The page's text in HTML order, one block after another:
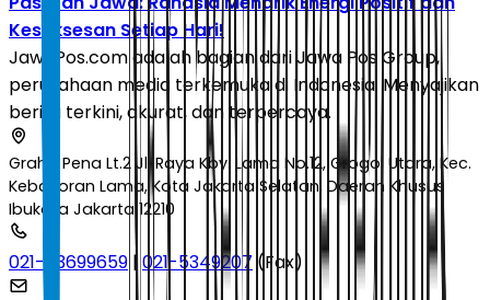
Kesuksesan Setiap Hari!
JawaPos.com adalah bagian dari Jawa Pos Group,
perusahaan media terkemuka di Indonesia. Menyajikan
berita terkini, akurat, dan terpercaya.
Graha Pena Lt.2 Jl. Raya Kby. Lama No.12, Grogol Utara, Kec.
Kebayoran Lama, Kota Jakarta Selatan, Daerah Khusus
Ibukota Jakarta 12210
021-53699659 |021-5349207 (Fax)